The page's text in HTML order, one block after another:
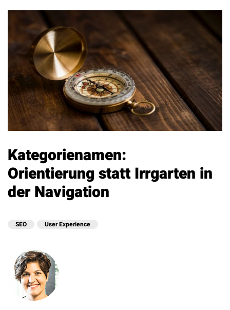
Kategorienamen:
Orientierung statt Irrgarten in
der Navigation
SEO User Experience